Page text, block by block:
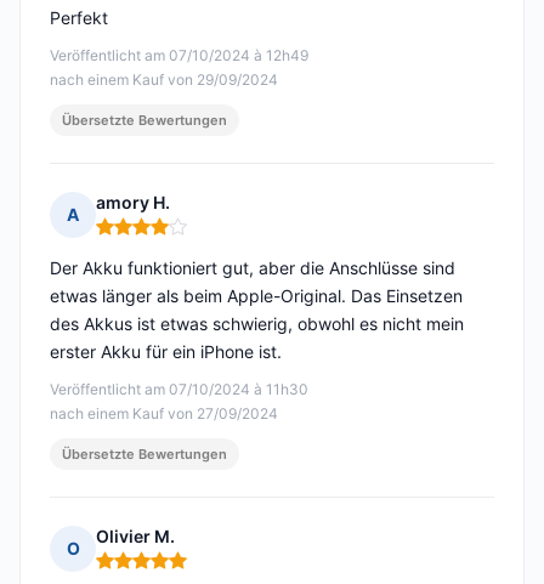
Veröffentlicht am 07/10/2024 à 12h49
nach einem Kauf von 29/09/2024
Perfekt
Übersetzte Bewertungen
A
amory H.
Hinweis: 4 von 5
Veröffentlicht am 07/10/2024 à 11h30
nach einem Kauf von 27/09/2024
Der Akku funktioniert gut, aber die Anschlüsse sind
etwas länger als beim Apple-Original. Das Einsetzen
des Akkus ist etwas schwierig, obwohl es nicht mein
erster Akku für ein iPhone ist.
Übersetzte Bewertungen
O
Olivier M.
Hinweis: 5 von 5